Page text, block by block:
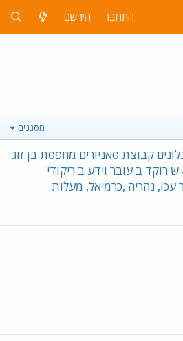
התחבר הירשם
מסננים
קבוצת סאניורים מחפסת בן זוג
ל ריקודים בן 40-50 ש רוקד ב עובר וידע ב ריקודי
עכו, נהריה ,כרמיאל, מעלות